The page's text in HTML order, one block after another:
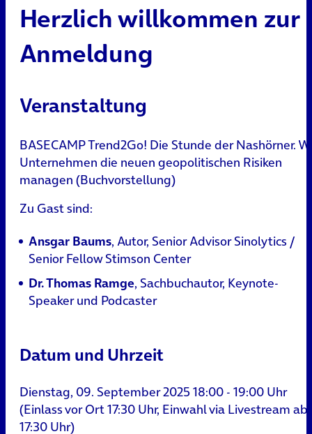
Herzlich willkommen zur
Anmeldung
Veranstaltung
BASECAMP Trend2Go! Die Stunde der Nashörner.
Unternehmen die neuen geopolitischen Risiken
managen (Buchvorstellung)
Zu Gast sind:
Ansgar Baums, Autor, Senior Advisor Sinolytics /
Senior Fellow Stimson Center
Dr. Thomas Ramge, Sachbuchautor, Keynote-
Speaker und Podcaster
Datum und Uhrzeit
Dienstag, 09. September 2025 18:00 - 19:00 Uhr
(Einlass vor Ort 17:30 Uhr, Einwahl via Livestream ab
17:30 Uhr)